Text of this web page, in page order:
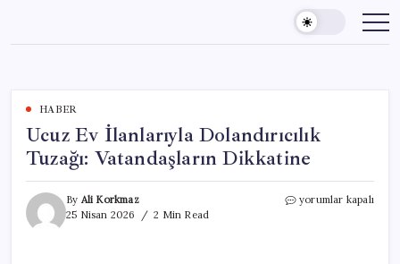
content
HABER
Ucuz Ev İlanlarıyla Dolandırıcılık
Tuzağı: Vatandaşların Dikkatine
By Ali Korkmaz
25 Nisan 2026
2 Min Read
Ucuz
yorumlar kapalı